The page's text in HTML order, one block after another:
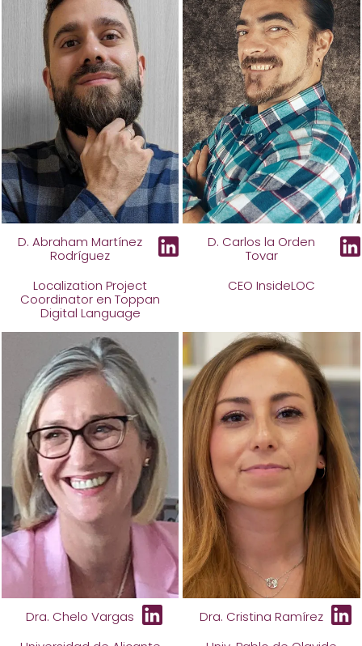
D. Abraham Martínez
Rodríguez
Localization Project
Coordinator en Toppan
Digital Language
D. Carlos la Orden
Tovar
CEO InsideLOC
Dra. Chelo Vargas
Dra. Cristina Ramírez